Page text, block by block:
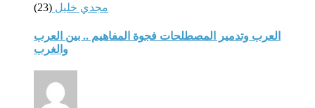
مجدي خليل (23)
العرب وتدمير المصطلحات فجوة المفاهيم .. بين العرب
والغرب